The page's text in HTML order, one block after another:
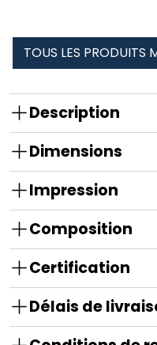
TOUS LES PRODUITS
Description
Dimensions
Impression
Composition
Certification
Délais de